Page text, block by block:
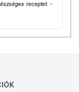
receptet. -